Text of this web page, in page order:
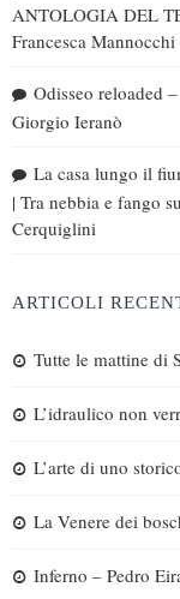
ANTOLOGIA DEL
Francesca Mannocchi
Odisseo reloaded
Giorgio Ieranò
La casa lungo il
| Tra nebbia e fango su
Cerquiglini
ARTICOLI
Tutte le mattine di
L’idraulico non
L’arte di uno
La Venere dei
Inferno – Pedro